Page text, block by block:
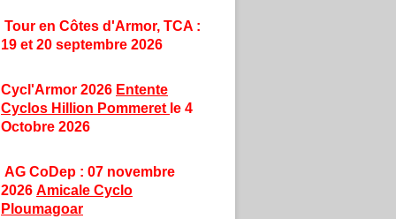
Tour en Côtes d'Armor, TCA :
19 et 20 septembre 2026
Cycl'Armor 2026 Entente
Cyclos Hillion Pommeret le 4
Octobre 2026
AG CoDep : 07 novembre
2026 Amicale Cyclo
Ploumagoar